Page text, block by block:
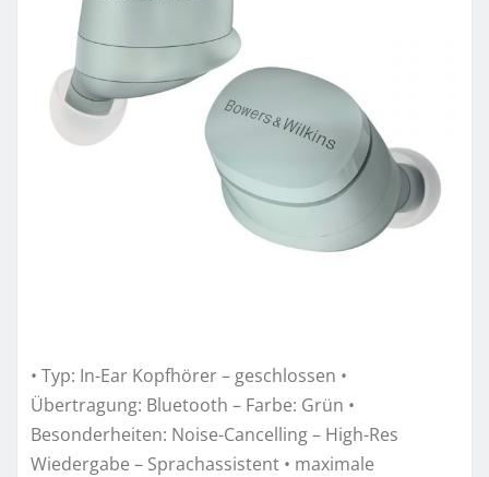
• Typ: In-Ear Kopfhörer – geschlossen •
Übertragung: Bluetooth – Farbe: Grün •
Besonderheiten: Noise-Cancelling – High-Res
Wiedergabe – Sprachassistent • maximale